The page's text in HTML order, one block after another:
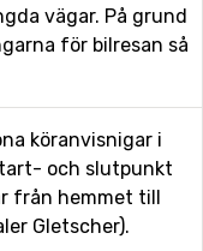
vägar. På grund
för bilresan så
köranvisnigar i
och slutpunkt
från hemmet till
Gletscher).